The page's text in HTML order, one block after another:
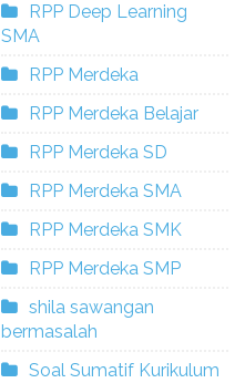
RPP Deep Learning
SMA
RPP Merdeka
RPP Merdeka Belajar
RPP Merdeka SD
RPP Merdeka SMA
RPP Merdeka SMK
RPP Merdeka SMP
shila sawangan
bermasalah
Soal Sumatif Kurikulum